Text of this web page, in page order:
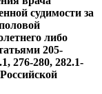
судимости за
либо
205-
276-280, 282.1-